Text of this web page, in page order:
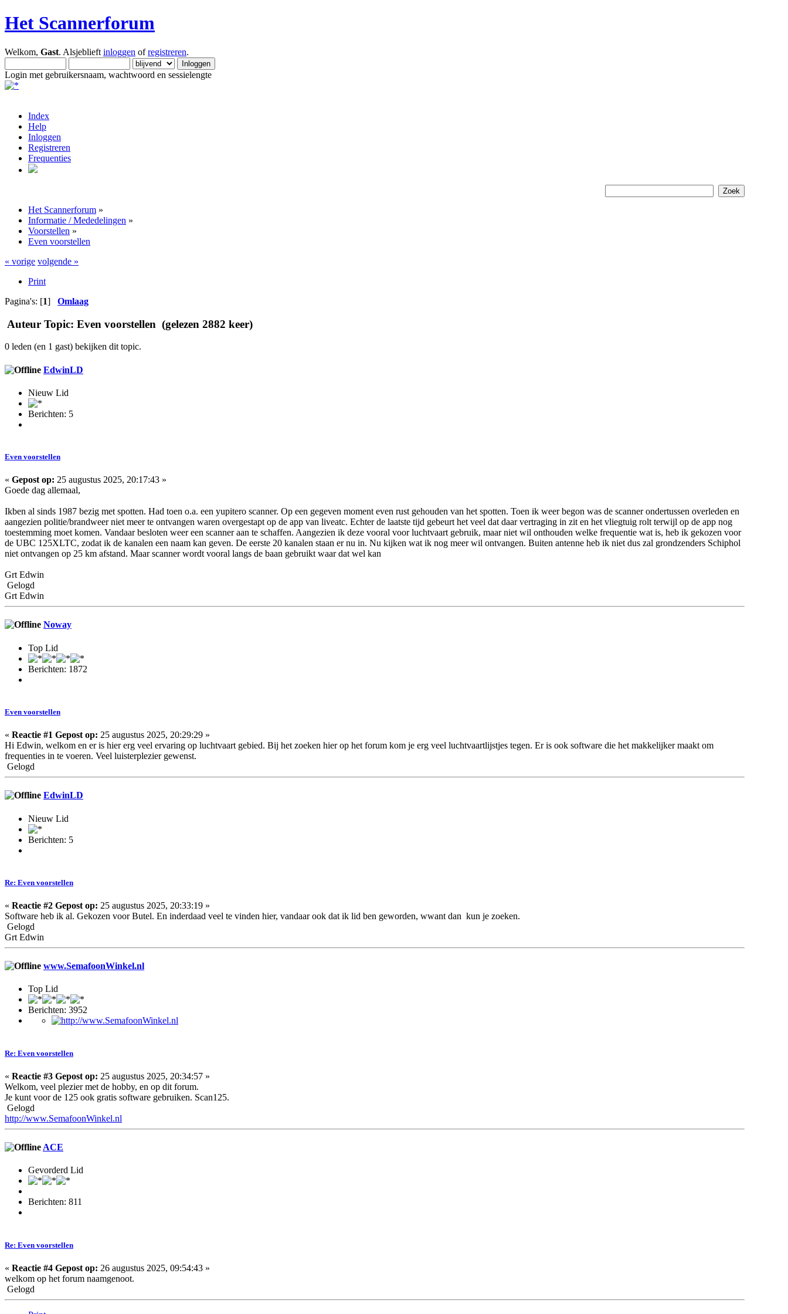
Het Scannerforum
Welkom, Gast. Alsjeblieft inloggen ofregistreren.
Login met gebruikersnaam, wachtwoord en sessielengte
Index
Help
Inloggen
Registreren
Frequenties
Het Scannerforum »
Informatie / Mededelingen »
Voorstellen »
Even voorstellen
« vorige volgende »
Print
Pagina's: [1] Omlaag
Auteur Topic: Even voorstellen (gelezen 2882 keer)
0 leden (en 1 gast) bekijken dit topic.
EdwinLD
Nieuw Lid
Berichten: 5
Even voorstellen
« Gepost op: 25 augustus 2025, 20:17:43 »
Goede dag allemaal,
Ikben al sinds 1987 bezig met spotten. Had toen o.a. een yupitero scanner. Op een gegeven moment even rust gehouden van het spotten. Toen ik weer begon was de scanner ondertussen overleden en
aangezien politie/brandweer niet meer te ontvangen waren overgestapt op de app van liveatc. Echter de laatste tijd gebeurt het veel dat daar vertraging in zit en het vliegtuig rolt terwijl op de app nog
toestemming moet komen. Vandaar besloten weer een scanner aan te schaffen. Aangezien ik deze vooral voor luchtvaart gebruik, maar niet wil onthouden welke frequentie wat is, heb ik gekozen voor
de UBC 125XLTC, zodat ik de kanalen een naam kan geven. De eerste 20 kanalen staan er nu in. Nu kijken wat ik nog meer wil ontvangen. Buiten antenne heb ik niet dus zal grondzenders Schiphol
niet ontvangen op 25 km afstand. Maar scanner wordt vooral langs de baan gebruikt waar dat wel kan
Grt Edwin
Gelogd
Grt Edwin
Noway
Top Lid
Berichten: 1872
Even voorstellen
« Reactie #1 Gepost op: 25 augustus 2025, 20:29:29 »
Hi Edwin, welkom en er is hier erg veel ervaring op luchtvaart gebied. Bij het zoeken hier op het forum kom je erg veel luchtvaartlijstjes tegen. Er is ook software die het makkelijker maakt om
frequenties in te voeren. Veel luisterplezier gewenst.
Gelogd
EdwinLD
Nieuw Lid
Berichten: 5
Re: Even voorstellen
« Reactie #2 Gepost op: 25 augustus 2025, 20:33:19 »
Software heb ik al. Gekozen voor Butel. En inderdaad veel te vinden hier, vandaar ook dat ik lid ben geworden, wwant dan kun je zoeken.
Gelogd
Grt Edwin
www.SemafoonWinkel.nl
Top Lid
Berichten: 3952
Re: Even voorstellen
« Reactie #3 Gepost op: 25 augustus 2025, 20:34:57 »
Welkom, veel plezier met de hobby, en op dit forum.
Je kunt voor de 125 ook gratis software gebruiken. Scan125.
Gelogd
http://www.SemafoonWinkel.nl
ACE
Gevorderd Lid
Berichten: 811
Re: Even voorstellen
« Reactie #4 Gepost op: 26 augustus 2025, 09:54:43 »
welkom op het forum naamgenoot.
Gelogd